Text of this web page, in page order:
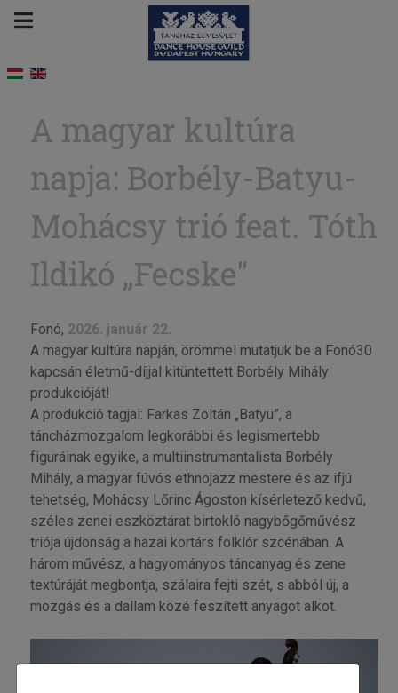
A magyar kultúra
napja: Borbély-Batyu-
Mohácsy trió feat. Tóth
Ildikó „Fecske"
Fonó, 2026. január 22.
A magyar kultúra napján, örömmel mutatjuk be a Fonó30
kapcsán életmű-díjjal kitüntettett Borbély Mihály
produkcióját!
A produkció tagjai: Farkas Zoltán „Batyu”, a
táncházmozgalom legkorábbi és legismertebb
figuráinak egyike, a multiinstrumantalista Borbély
Mihály, a magyar fúvós ethnojazz mestere és az ifjú
tehetség, Mohácsy Lőrinc Ágoston kísérletező kedvű,
széles zenei eszköztárat birtokló nagybőgőművész
triója újdonság a hazai kortárs folklór szcénában. A
három művész, a hagyományos táncanyag és zene
textúráját megbontja, szálaira fejti szét, s abból új, a
mozgás és a dallam közé feszített anyagot alkot.